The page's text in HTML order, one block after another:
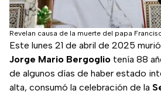
Revelan causa de la muerte del papa
Este lunes 21 de abril de 2025
Jorge Mario Bergoglio tenía 88
de algunos días de haber estado
alta, consumó la celebración de la